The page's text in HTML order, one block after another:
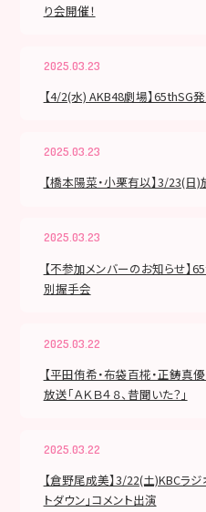
り会開催！
2025.03.23
【4/2(水) AKB48劇場】65thSG
2025.03.23
【橋本陽菜・小栗有以】3/23(日
2025.03.23
【不参加メンバーのお知らせ】
別握手会
2025.03.22
【平田侑希・布袋百椛・正鋳
放送「ＡＫＢ４８、昔聞いた？」
2025.03.22
【倉野尾成美】3/22(土)KBCラ
トダウン」コメント出演